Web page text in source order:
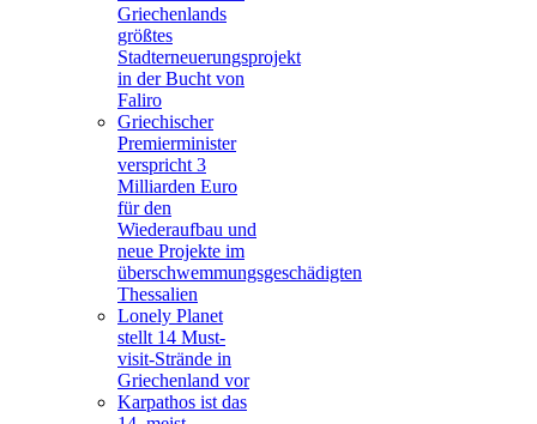
Griechenlands
größtes
Stadterneuerungsprojekt
in der Bucht von
Faliro
Griechischer
Premierminister
verspricht 3
Milliarden Euro
für den
Wiederaufbau und
neue Projekte im
überschwemmungsgeschädigten
Thessalien
Lonely Planet
stellt 14 Must-
visit-Strände in
Griechenland vor
Karpathos ist das